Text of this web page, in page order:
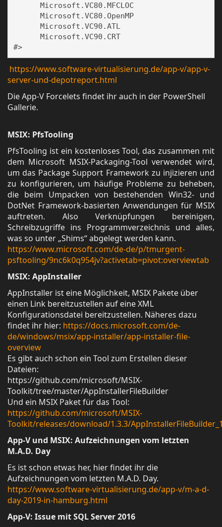
      Microsoft.VC80.MFCLOC
      Microsoft.VC80.OpenMP
      Microsoft.VC90.ATL
      Microsoft.VC90.CRT
#>
https://www.software-virtualisierung.de/app-v/app-v-
server-und-depotreport.html
Die App-V Forcelets findet ihr auch in der PowerShell
Gallerie.
MSIX: PfsTooling
PfsTooling ist ein kostenloses Tool, das zusammen mit
dem Microsoft MSIX-Packaging-Tool verwendet wird,
um das Package Support Framework zu injizieren und
zu konfigurieren, um häufige Probleme zu beheben,
die beim Umpacken von bestehenden Win32- und
DotNet Framework-basierten Anwendungen für MSIX
auftreten. Also Verknüpfungen bereinigen,
Schreibzugriffe ins Programmverzeichnis und alles,
was so unter „Shims“ abgelegt werden kann.
https://www.microsoft.com/de-de/p/tmurgent-
psftooling/9nc6k0q954jv?activetab=pivot:overviewtab
MSIX: AppInstaller
AppInstaller ist eine Möglichkeit, MSIX Pakete über
einen Link bereitzustellen auf eine XML
Konfigurationsdatei bereitzustellen. Näheres dazu
findet ihr hier: https://docs.microsoft.com/de-
de/windows/msix/app-installer/app-installer-file-
overview
Es gibt auch schon ein Tool zum Erstellen dieser
Dateien:
https://github.com/microsoft/MSIX-
Toolkit/tree/master/AppInstallerFileBuilder
Und ein MSIX Paket für das Tool:
https://github.com/microsoft/MSIX-
Toolkit/releases/download/1.3.3/
App-V und MSIX: Aufzeichnungen vom letzten
M.A.D. Day
Es ist schon etwas her, hier findet ihr die
Aufzeichnungen vom letzten M.A.D. Day.
https://www.software-virtualisierung.de/app-v/m-a-d-
day-2019-in-hamburg.html
App-V: Issue mit SQL Server 2016